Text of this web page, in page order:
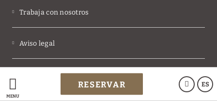
MENÚ
ES
RESERVAR
Trabaja con nosotros
Aviso legal
Powered by Keytel